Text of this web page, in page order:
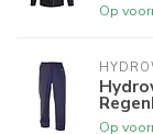
Op
Op